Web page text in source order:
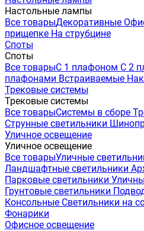
Настольные лампы
Все товарыДекоративные
прищепке На струбцине
Споты
Споты
Все товарыС 1 плафоном С 2
плафонами Встраиваемые
Трековые системы
Трековые системы
Все товарыСистемы в сборе
Струнные светильники
Уличное освещение
Уличное освещение
Все товарыУличные
Ландшафтные светильники
Парковые светильники
Грунтовые светильники
Консольные Светильники на
Фонарики
Офисное освещение